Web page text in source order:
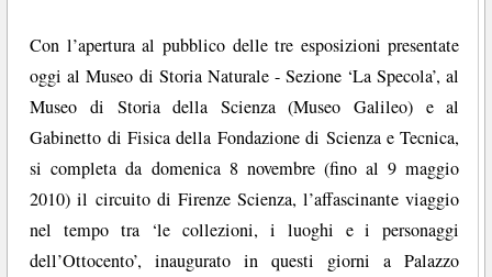
Con l’apertura al pubblico delle tre esposizioni presentate
oggi al Museo di Storia Naturale - Sezione ‘La Specola’, al
Museo di Storia della Scienza (Museo Galileo) e al
Gabinetto di Fisica della Fondazione di Scienza e Tecnica,
si completa da domenica 8 novembre (fino al 9 maggio
2010) il circuito di Firenze Scienza, l’affascinante viaggio
nel tempo tra ‘le collezioni, i luoghi e i personaggi
dell’Ottocento’, inaugurato in questi giorni a Palazzo